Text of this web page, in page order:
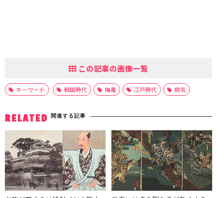
この記事の画像一覧
キーワード 戦国時代 梅毒 江戸時代 病気
RELATED 関連する記事